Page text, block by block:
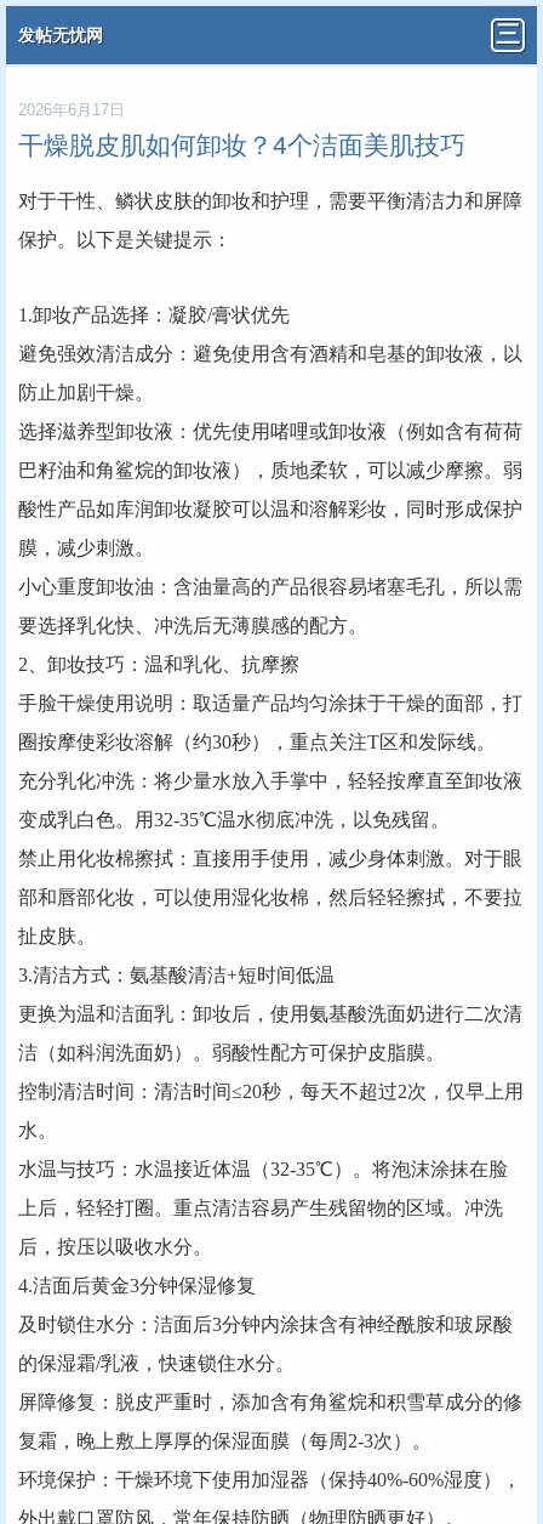
发帖无忧网
2026年6月17日
干燥脱皮肌如何卸妆？4个洁面美肌技巧
对于干性、鳞状皮肤的卸妆和护理，需要平衡清洁力和屏障
保护。以下是关键提示：
1.卸妆产品选择：凝胶/膏状优先
‌避免强效清洁成分‌‌：避免使用含有酒精和皂基的卸妆液，以
防止加剧干燥。
‌选择滋养型卸妆液‌：优先使用啫哩或卸妆液（例如含有荷荷
巴籽油和角鲨烷的卸妆液），质地柔软，可以减少摩擦。弱
酸性产品如库润卸妆凝胶可以温和溶解彩妆，同时形成保护
膜，减少刺激。
‌小心重度卸妆油‌‌：含油量高的产品很容易堵塞毛孔，所以需
要选择乳化快、冲洗后无薄膜感的配方。
2、卸妆技巧：温和乳化、抗摩擦
‌手脸干燥使用说明‌：取适量产品均匀涂抹于干燥的面部，打
圈按摩使彩妆溶解（约30秒），重点关注T区和发际线。
‌充分乳化冲洗‌：将少量水放入手掌中，轻轻按摩直至卸妆液
变成乳白色。用‌32-35℃温水彻底冲洗，以免残留。
‌禁止用化妆棉擦拭‌：直接用手使用，减少身体刺激。对于眼
部和唇部化妆，可以使用湿化妆棉，然后轻轻擦拭，不要拉
扯皮肤。
3.清洁方式：氨基酸清洁+短时间低温
‌更换为温和洁面乳‌：卸妆后，使用氨基酸洗面奶进行二次清
洁（如科润洗面奶）。弱酸性配方可保护皮脂膜。
‌控制清洁时间‌：清洁时间≤20秒，每天不超过2次，仅早上用
水。
‌水温与技巧‌：水温接近体温（32-35℃）。将泡沫涂抹在脸
上后，轻轻打圈。重点清洁容易产生残留物的区域。冲洗
后，按压以吸收水分。
4.洁面后黄金3分钟保湿修复
‌及时锁住水分‌：洁面后3分钟内涂抹含有神经酰胺和玻尿酸
的保湿霜/乳液，快速锁住水分。
‌屏障修复‌：脱皮严重时，添加含有角鲨烷和积雪草成分的修
复霜，晚上敷上厚厚的保湿面膜（每周2-3次）。
‌环境保护‌：干燥环境下使用加湿器（保持40%-60%湿度），
外出戴口罩防风，常年保持防晒（物理防晒更好）。